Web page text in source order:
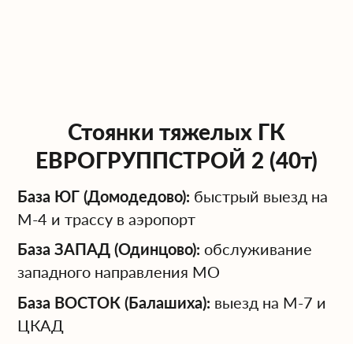
Стоянки тяжелых ГК
ЕВРОГРУППСТРОЙ 2 (40т)
База ЮГ (Домодедово): быстрый выезд на
М-4 и трассу в аэропорт
База ЗАПАД (Одинцово): обслуживание
западного направления МО
База ВОСТОК (Балашиха): выезд на М-7 и
ЦКАД